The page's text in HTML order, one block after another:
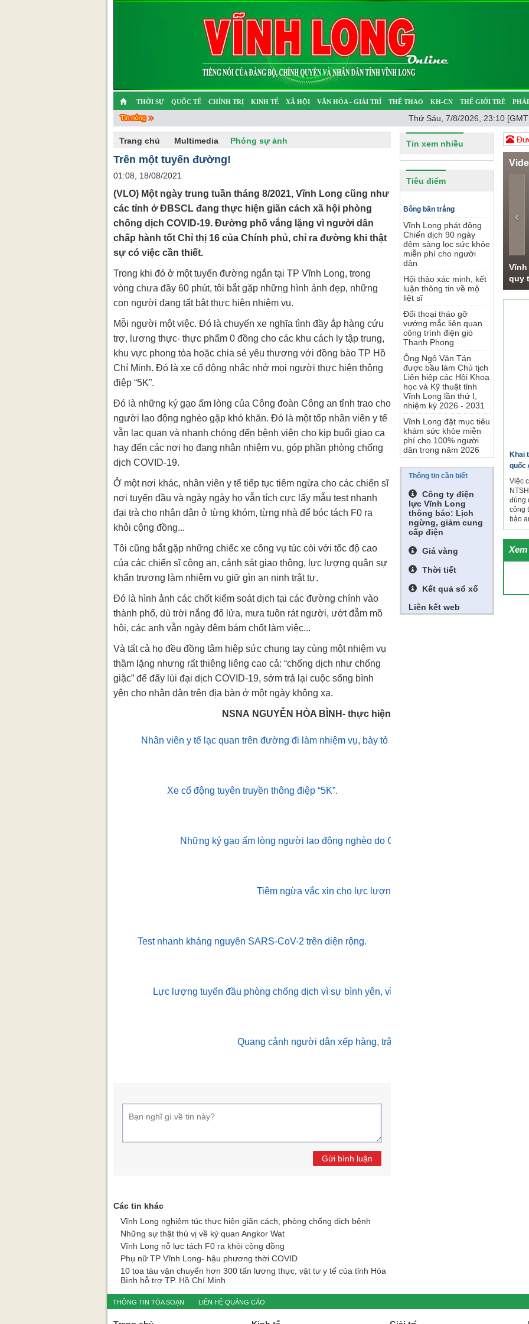
THỜI SỰ QUỐC TẾ CHÍNH TRỊ KINH TẾ XÃ HỘI VĂN HÓA - GIẢI TRÍ THỂ THAO KH-CN THẾ GIỚI TRẺ
CHUYỆN TỬ TẾ Thứ Sáu, 7/8/2026, 23:10
Trang chủ Multimedia Phóng sự ảnh
Trên một tuyến đường!
01:08, 18/08/2021
(VLO) Một ngày trung tuần tháng 8/2021, Vĩnh Long cũng như
các tỉnh ở ĐBSCL đang thực hiện giãn cách xã hội phòng
chống dịch COVID-19. Đường phố vắng lặng vì người dân
chấp hành tốt Chỉ thị 16 của Chính phủ, chỉ ra đường khi thật
sự có việc cần thiết.
Trong khi đó ở một tuyến đường ngắn tại TP Vĩnh Long, trong
vòng chưa đầy 60 phút, tôi bắt gặp những hình ảnh đẹp, những
con người đang tất bật thực hiện nhiệm vụ.
Mỗi người một việc. Đó là chuyến xe nghĩa tình đầy ắp hàng cứu
trợ, lương thực- thực phẩm 0 đồng cho các khu cách ly tập trung,
khu vực phong tỏa hoặc chia sẻ yêu thương với đồng bào TP Hồ
Chí Minh. Đó là xe cổ động nhắc nhở mọi người thực hiện thông
điệp “5K”.
Đó là những ký gạo ấm lòng của Công đoàn Công an tỉnh trao cho
người lao động nghèo gặp khó khăn. Đó là một tốp nhân viên y tế
vẫn lạc quan và nhanh chóng đến bệnh viện cho kịp buổi giao ca
hay đến các nơi họ đang nhận nhiệm vụ, góp phần phòng chống
dịch COVID-19.
Ở một nơi khác, nhân viên y tế tiếp tục tiêm ngừa cho các chiến sĩ
nơi tuyến đầu và ngày ngày họ vẫn tích cực lấy mẫu test nhanh
đại trà cho nhân dân ở từng khóm, từng nhà để bóc tách F0 ra
khỏi cộng đồng...
Tôi cũng bắt gặp những chiếc xe công vụ túc còi với tốc độ cao
của các chiến sĩ công an, cảnh sát giao thông, lực lượng quân sự
khẩn trương làm nhiệm vụ giữ gìn an ninh trật tự.
Đó là hình ảnh các chốt kiểm soát dịch tại các đường chính vào
thành phố, dù trời nắng đổ lửa, mưa tuôn rát người, ướt đẫm mồ
hôi, các anh vẫn ngày đêm bám chốt làm việc...
Và tất cả họ đều đồng tâm hiệp sức chung tay cùng một nhiệm vụ
thầm lặng nhưng rất thiêng liêng cao cả: “chống dịch như chống
giặc” để đẩy lùi đại dịch COVID-19, sớm trả lại cuộc sống bình
yên cho nhân dân trên địa bàn ở một ngày không xa.
NSNA NGUYỄN HÒA BÌNH- thực hiện
Nhân viên y tế lạc quan trên đường đi làm nhiệm vụ, bày tỏ niềm tin chiến thắng đại dịch
Xe cổ động tuyên truyền thông điệp “5K”.
Những ký gạo ấm lòng người lao động nghèo do Công đoàn Công an tỉnh hỗ trợ.
Tiêm ngừa vắc xin cho lực lượng tuyến đầu.
Test nhanh kháng nguyên SARS-CoV-2 trên diện rộng.
Lực lượng tuyến đầu phòng chống dịch vì sự bình yên, vì tính mạng của người dân là
Quang cảnh người dân xếp hàng, trật tự chờ lấy mẫu.
Gửi bình luận
Các tin khác
Vĩnh Long nghiêm túc thực hiện giãn cách, phòng chống dịch bệnh
Những sự thật thú vị về kỳ quan Angkor Wat
Vĩnh Long nỗ lực tách F0 ra khỏi cộng đồng
Phụ nữ TP Vĩnh Long- hậu phương thời COVID
10 toa tàu vận chuyển hơn 300 tấn lương thực, vật tư y tế của tỉnh Hòa
Bình hỗ trợ TP. Hồ Chí Minh
Tin xem nhiều
Tiêu điểm
Bông bần trắng
Vĩnh Long phát động
Chiến dịch 90 ngày
đêm sàng lọc sức khỏe
miễn phí cho người
dân
Hội thảo xác minh, kết
luận thông tin về mộ
liệt sĩ
Đối thoại tháo gỡ
vướng mắc liên quan
công trình điện gió
Thanh Phong
Ông Ngô Văn Tán
được bầu làm Chủ tịch
Liên hiệp các Hội Khoa
học và Kỹ thuật tỉnh
Vĩnh Long lần thứ I,
nhiệm kỳ 2026 - 2031
Vĩnh Long đặt mục tiêu
khám sức khỏe miễn
phí cho 100% người
dân trong năm 2026
Thông tin cần biết
Công ty điện
lực Vĩnh Long
thông báo: Lịch
ngừng, giảm cung
cấp điện
Giá vàng
Thời tiết
Kết quả sổ xố
Liên kết web
quy
Khai
quốc
Việc
đúng
công
bảo
THÔNG TIN TÒA SOẠN LIÊN HỆ QUẢNG CÁO